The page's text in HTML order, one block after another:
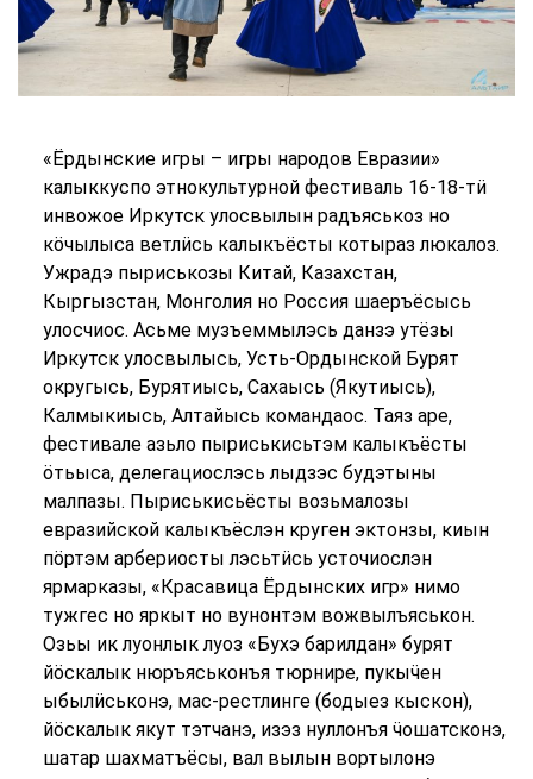
«Ёрдынские игры – игры народов Евразии»
калыккуспо этнокультурной фестиваль 16-18-тӥ
инвожое Иркутск улосвылын радъяськоз но
кӧчылыса ветлӥсь калыкъёсты котыраз люкалоз.
Ужрадэ пыриськозы Китай, Казахстан,
Кыргызстан, Монголия но Россия шаеръёсысь
улосчиос. Асьме музъеммылэсь данзэ утёзы
Иркутск улосвылысь, Усть-Ордынской Бурят
округысь, Бурятиысь, Сахаысь (Якутиысь),
Калмыкиысь, Алтайысь командаос. Таяз аре,
фестивале азьло пыриськисьтэм калыкъёсты
ӧтьыса, делегациослэсь лыдзэс будэтыны
малпазы. Пыриськисьёсты возьмалозы
евразийской калыкъёслэн круген эктонзы, киын
пӧртэм арбериосты лэсьтӥсь усточиослэн
ярмарказы, «Красавица Ёрдынских игр» нимо
тужгес но яркыт но вунонтэм вожвылъяськон.
Озьы ик луонлык луоз «Бухэ барилдан» бурят
йӧскалык нюръяськонъя тюрнире, пукыӵен
ыбылӥськонэ, мас-рестлинге (бодыез кыскон),
йӧскалык якут тэтчанэ, изэз нуллонъя ӵошатсконэ,
шатар шахматъёсы, вал вылын вортылонэ